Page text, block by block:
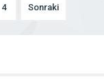
4 Sonraki